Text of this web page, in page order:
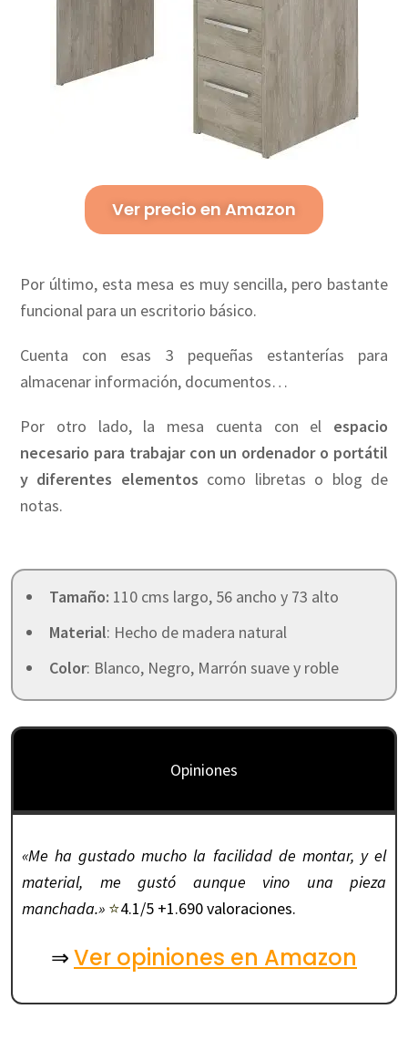
Ver precio en Amazon
Por último, esta mesa es muy sencilla, pero bastante
funcional para un escritorio básico.
Cuenta con esas 3 pequeñas estanterías para
almacenar información, documentos…
Por otro lado, la mesa cuenta con el espacio
necesario para trabajar con un ordenador o portátil
y diferentes elementos como libretas o blog de
notas.
Tamaño: 110 cms largo, 56 ancho y 73 alto
Material: Hecho de madera natural
Color: Blanco, Negro, Marrón suave y roble
Opiniones
«Me ha gustado mucho la facilidad de montar, y el
material, me gustó aunque vino una pieza
manchada.» ⭐4.1/5 +1.690 valoraciones.
⇒Ver opiniones en Amazon